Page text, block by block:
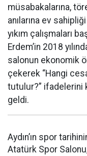
müsabakalarına,
anılarına ev
yıkım çalışmaları
Erdem’in 2018
salonun ekonomik
çekerek “Hangi
tutulur?” ifadelerini
geldi.
Aydın’ın spor
Atatürk Spor